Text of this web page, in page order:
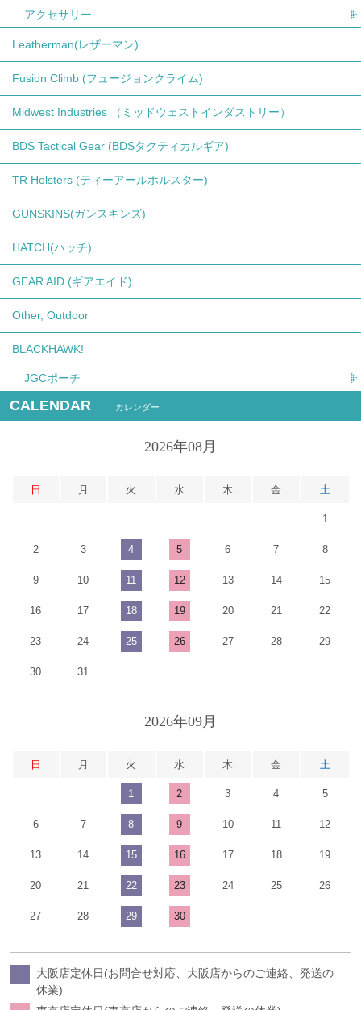
アクセサリー
Leatherman(レザーマン)
Fusion Climb (フュージョンクライム)
Midwest Industries （ミッドウェストインダストリー）
BDS Tactical Gear (BDSタクティカルギア)
TR Holsters (ティーアールホルスター)
GUNSKINS(ガンスキンズ)
HATCH(ハッチ)
GEAR AID (ギアエイド)
Other, Outdoor
BLACKHAWK!
JGCポーチ
CALENDAR カレンダー
2026年08月
日 月 火 水 木 金 土
1
2 3 4 5 6 7 8
9 10 11 12 13 14 15
16 17 18 19 20 21 22
23 24 25 26 27 28 29
30 31
2026年09月
日 月 火 水 木 金 土
1 2 3 4 5
6 7 8 9 10 11 12
13 14 15 16 17 18 19
20 21 22 23 24 25 26
27 28 29 30
大阪店定休日(お問合せ対応、大阪店からのご連絡、発送の
休業)